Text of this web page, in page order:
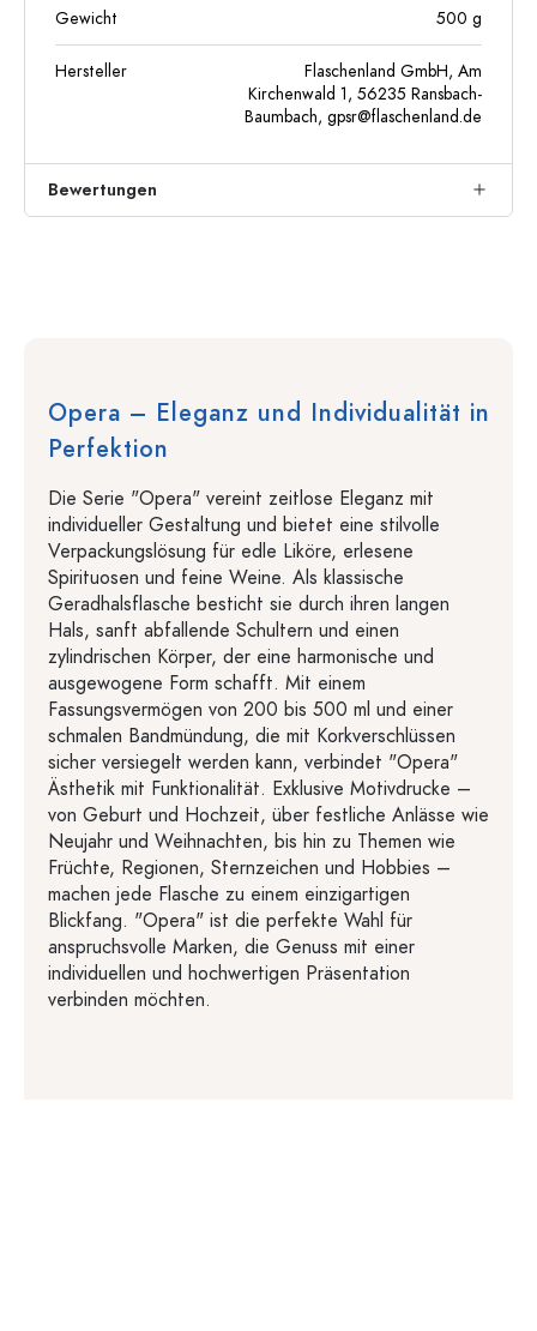
Gewicht 500 g
Hersteller
Flaschenland GmbH, Am
Kirchenwald 1, 56235 Ransbach-
Baumbach, gpsr@flaschenland.de
Bewertungen
Opera – Eleganz und Individualität in
Perfektion
Die Serie "Opera" vereint zeitlose Eleganz mit
individueller Gestaltung und bietet eine stilvolle
Verpackungslösung für edle Liköre, erlesene
Spirituosen und feine Weine. Als klassische
Geradhalsflasche besticht sie durch ihren langen
Hals, sanft abfallende Schultern und einen
zylindrischen Körper, der eine harmonische und
ausgewogene Form schafft. Mit einem
Fassungsvermögen von 200 bis 500 ml und einer
schmalen Bandmündung, die mit Korkverschlüssen
sicher versiegelt werden kann, verbindet "Opera"
Ästhetik mit Funktionalität. Exklusive Motivdrucke –
von Geburt und Hochzeit, über festliche Anlässe wie
Neujahr und Weihnachten, bis hin zu Themen wie
Früchte, Regionen, Sternzeichen und Hobbies –
machen jede Flasche zu einem einzigartigen
Blickfang. "Opera" ist die perfekte Wahl für
anspruchsvolle Marken, die Genuss mit einer
individuellen und hochwertigen Präsentation
verbinden möchten.